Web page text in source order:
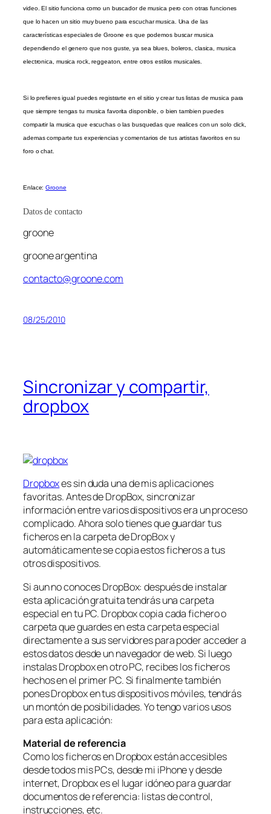
video. El sitio funciona como un buscador de musica pero con otras funciones
que lo hacen un sitio muy bueno para escuchar musica. Una de las
características especiales de Groone es que podemos buscar musica
dependiendo el genero que nos guste, ya sea blues, boleros, clasica, musica
electronica, musica rock, reggeaton, entre otros estilos musicales.
Si lo prefieres igual puedes registrarte en el sitio y crear tus listas de musica para
que siempre tengas tu musica favorita disponible, o bien tambien puedes
compartir la musica que escuchas o las busquedas que realices con un solo click,
ademas comparte tus experiencias y comentarios de tus artistas favoritos en su
foro o chat.
Enlace:Groone
Datos de contacto
groone
groone argentina
contacto@groone.com
08/25/2010
Sincronizar y compartir,
dropbox
Dropboxes sin duda una de mis aplicaciones
favoritas. Antes de DropBox, sincronizar
información entre varios dispositivos era un proceso
complicado. Ahora solo tienes que guardar tus
ficheros en la carpeta de DropBox y
automáticamente se copia estos ficheros a tus
otros dispositivos.
Si aun no conoces DropBox: después de instalar
esta aplicación gratuita tendrás una carpeta
especial en tu PC. Dropbox copia cada fichero o
carpeta que guardes en esta carpeta especial
directamente a sus servidores para poder acceder a
estos datos desde un navegador de web. Si luego
instalas Dropbox en otro PC, recibes los ficheros
hechos en el primer PC. Si finalmente también
pones Dropbox en tus dispositivos móviles, tendrás
un montón de posibilidades. Yo tengo varios usos
para esta aplicación:
Material de referencia
Como los ficheros en Dropbox están accesibles
desde todos mis PCs, desde mi iPhone y desde
internet, Dropbox es el lugar idóneo para guardar
documentos de referencia: listas de control,
instrucciones, etc.